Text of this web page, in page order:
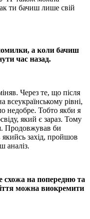
ти бачиш лише свій
а коли бачиш
час назад.
Через те, що після
всеукраїнському рівні,
недобре. Тобто якби я
який є зараз. Тому
Продовжував би
захід, пройшов
аналіз.
схожа на попередню та
можна виокремити